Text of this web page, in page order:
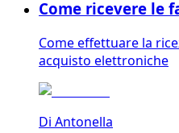
Come ricevere le
Come effettuare la
acquisto elettroniche
Di Antonella